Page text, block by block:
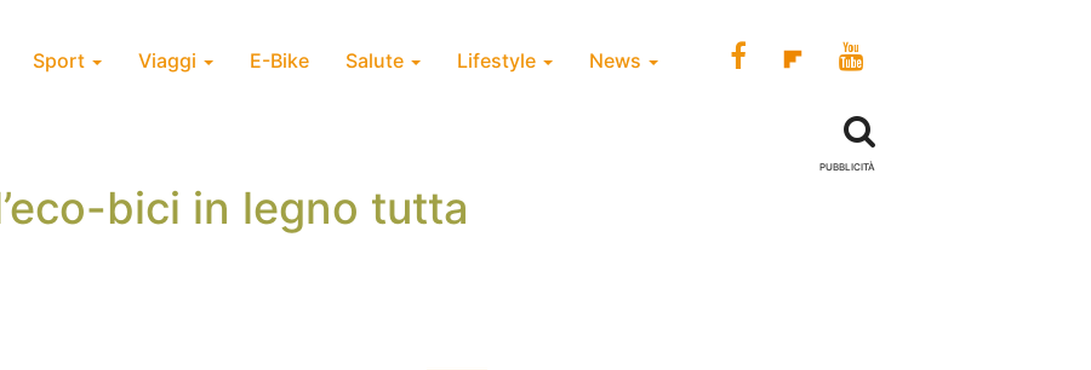
Sport Viaggi E-Bike Salute Lifestyle News
bici in legno tutta
PUBBLICITÀ